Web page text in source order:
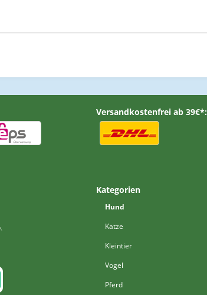
Versandkostenfrei ab 39€*:
Kategorien
Hund
Katze
Kleintier
Vogel
Pferd